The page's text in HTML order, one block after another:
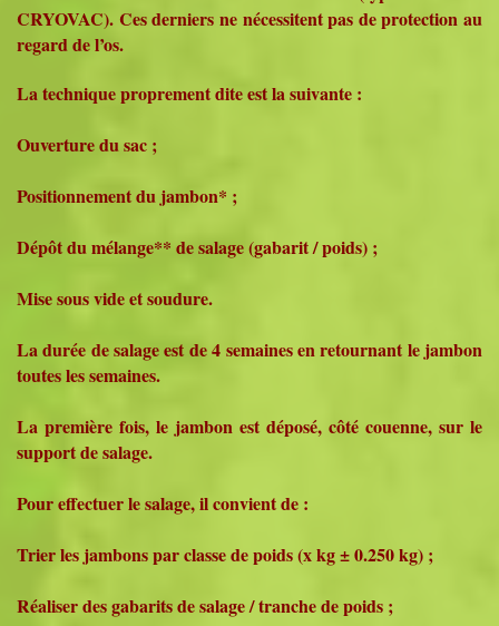
CRYOVAC). Ces derniers ne nécessitent pas de protection au
regard de l’os.
La technique proprement dite est la suivante :
Ouverture du sac ;
Positionnement du jambon* ;
Dépôt du mélange** de salage (gabarit / poids) ;
Mise sous vide et soudure.
La durée de salage est de 4 semaines en retournant le jambon
toutes les semaines.
La première fois, le jambon est déposé, côté couenne, sur le
support de salage.
Pour effectuer le salage, il convient de :
Trier les jambons par classe de poids (x kg ± 0.250 kg) ;
Réaliser des gabarits de salage / tranche de poids ;